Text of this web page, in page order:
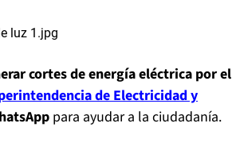
cortes de energía eléctrica por el
de Electricidad y
para ayudar a la ciudadanía.